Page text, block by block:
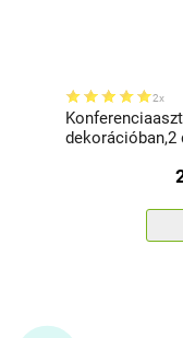
2x
dekorációban,2